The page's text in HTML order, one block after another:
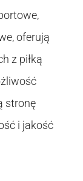
oferują
z piłką
stronę
i jakość